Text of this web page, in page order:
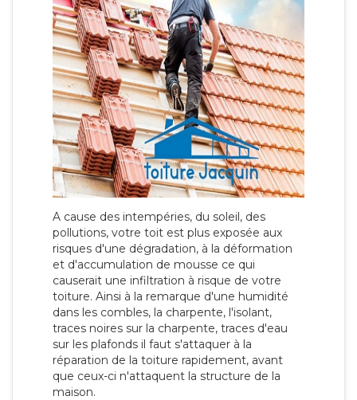
A cause des intempéries, du soleil, des
pollutions, votre toit est plus exposée aux
risques d'une dégradation, à la déformation
et d'accumulation de mousse ce qui
causerait une infiltration à risque de votre
toiture. Ainsi à la remarque d'une humidité
dans les combles, la charpente, l'isolant,
traces noires sur la charpente, traces d'eau
sur les plafonds il faut s'attaquer à la
réparation de la toiture rapidement, avant
que ceux-ci n'attaquent la structure de la
maison.